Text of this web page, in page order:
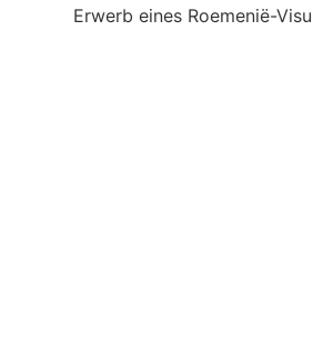
Erwerb eines Roemenië-